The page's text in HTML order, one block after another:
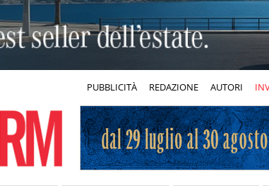
PUBBLICITÀ REDAZIONE AUTORI